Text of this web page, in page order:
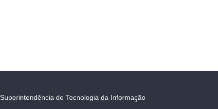
Superintendência de Tecnologia da Informação